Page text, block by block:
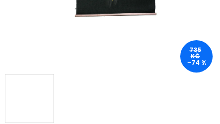
735
KČ
–74 %